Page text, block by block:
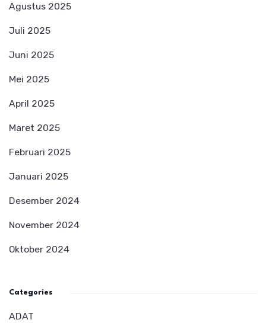
Agustus 2025
Juli 2025
Juni 2025
Mei 2025
April 2025
Maret 2025
Februari 2025
Januari 2025
Desember 2024
November 2024
Oktober 2024
Categories
ADAT